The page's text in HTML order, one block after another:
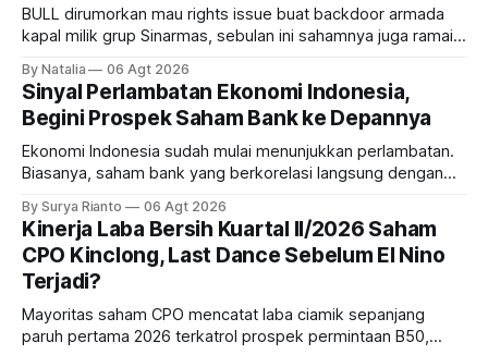
BULL dirumorkan mau rights issue buat backdoor armada
kapal milik grup Sinarmas, sebulan ini sahamnya juga ramai
masih menarik dilirik?
By Natalia 06 Agt 2026
Sinyal Perlambatan Ekonomi Indonesia,
Begini Prospek Saham Bank ke Depannya
Ekonomi Indonesia sudah mulai menunjukkan perlambatan.
Biasanya, saham bank yang berkorelasi langsung dengan
bank ke depannya?
By Surya Rianto 06 Agt 2026
Kinerja Laba Bersih Kuartal II/2026 Saham
CPO Kinclong, Last Dance Sebelum El Nino
Terjadi?
Mayoritas saham CPO mencatat laba ciamik sepanjang
paruh pertama 2026 terkatrol prospek permintaan B50,